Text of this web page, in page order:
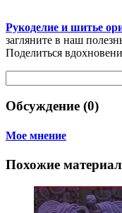
Рукоделие и шитье
загляните в наш
Поделиться
Обсуждение (0)
Мое мнение
Похожие